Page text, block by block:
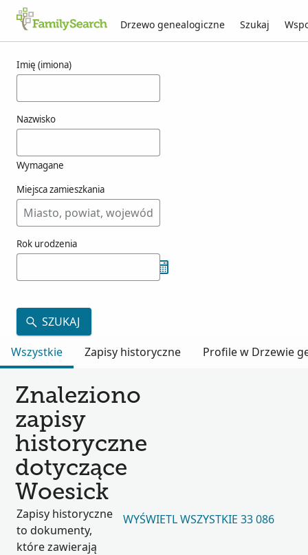
Drzewo genealogiczne Szukaj
Imię (imiona)
Nazwisko
Wymagane
Miejsca zamieszkania
Rok urodzenia
SZUKAJ
Wszystkie
Zapisy historyczne Profile w Drzewie
Znaleziono
zapisy
historyczne
dotyczące
Woesick
Zapisy historyczne
to dokumenty,
które zawierają
WYŚWIETL WSZYSTKIE 33 086